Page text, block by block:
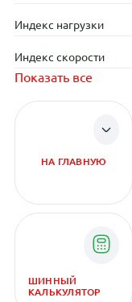
Индекс нагрузки
Индекс скорости
Показать все
НА ГЛАВНУЮ
ШИННЫЙ
КАЛЬКУЛЯТОР